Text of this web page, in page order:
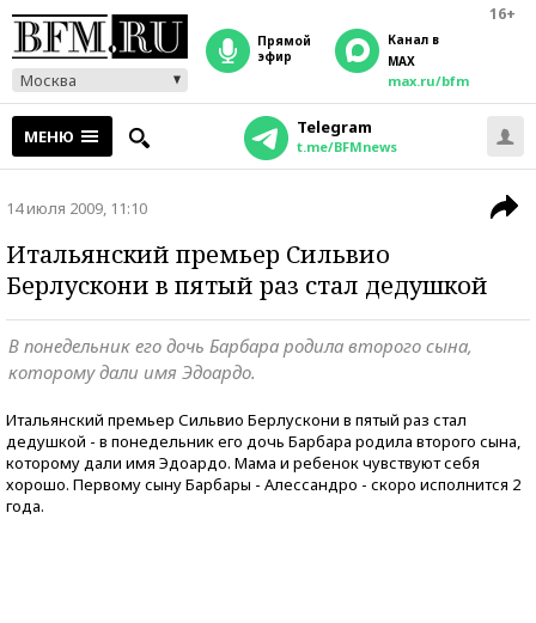
16+
Москва
прямой
эфир
Канал в
MAX
max.ru/bfm
МЕНЮ Telegram
t.me/BFMnews
14 июля 2009, 11:10
Итальянский премьер Сильвио
Берлускони в пятый раз стал дедушкой
В понедельник его дочь Барбара родила второго сына,
которому дали имя Эдоардо.
Итальянский премьер Сильвио Берлускони в пятый раз стал
дедушкой - в понедельник его дочь Барбара родила второго сына,
которому дали имя Эдоардо. Мама и ребенок чувствуют себя
хорошо. Первому сыну Барбары - Алессандро - скоро исполнится 2
года.